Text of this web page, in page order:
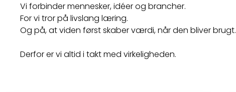
Vi forbinder mennesker, idéer og brancher.
For vi tror på livslang læring.
Og på, at viden først skaber værdi, når den bliver brugt.
Derfor er vi altid i takt med virkeligheden.